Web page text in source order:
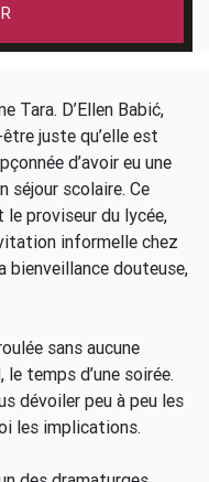
Tara. D’Ellen Babić,
juste qu’elle est
d’avoir eu une
séjour scolaire. Ce
le proviseur du lycée,
informelle chez
bienveillance douteuse,
sans aucune
temps d’une soirée.
dévoiler peu à peu les
les implications.